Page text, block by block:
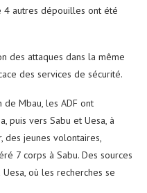
autres dépouilles ont été
des attaques dans la même
des services de sécurité.
de Mbau, les ADF ont
puis vers Sabu et Uesa, à
des jeunes volontaires,
7 corps à Sabu. Des sources
où les recherches se